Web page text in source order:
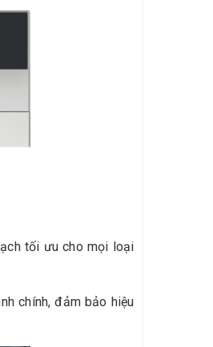
tối ưu cho mọi loại
chính, đảm bảo hiệu